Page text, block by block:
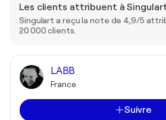
Les clients attribuent à
Singulart a reçu la note de 4,9/5
20 000 clients.
LABB
France
Suivre